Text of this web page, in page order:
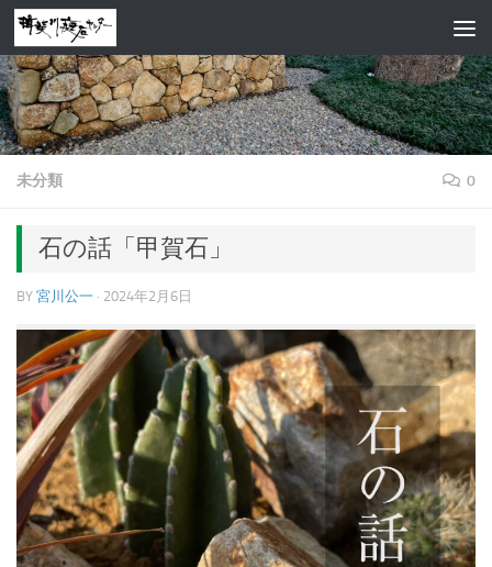
コンテンツへスキップ
未分類 0
石の話「甲賀石」
BY 宮川公一 · 2024年2月6日